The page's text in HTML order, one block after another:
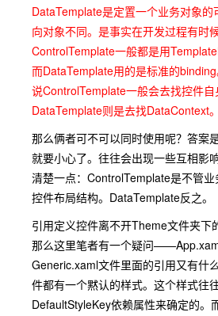
DataTemplate是定置一个业务对象
向对象不同。是事实在开发过程有时
ControlTemplate一般都是用
而DataTemplate用的是标准的
说ControlTemplate一般会去找控件
DataTemplate则是去找DataContext。
那么俩者可不可以同时使用呢？答案
就要小心了。往往会出现一些互相影
清楚一点：ControlTemplate是不管
控件布局结构。DataTemplate反之。
引用定义控件离不开Theme文件夹下
那么这里笔者有一个疑问
Generic.xaml文件里面的引用又有什
件都有一个黙认的样式。这个样式往
DefaultStyleKey依赖属性来确定的。